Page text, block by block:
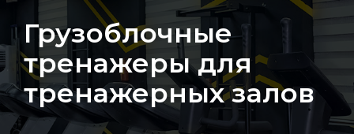
Грузоблочные
тренажеры для
тренажерных залов